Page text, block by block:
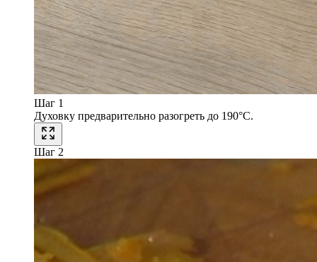
Шаг 1
Духовку предварительно разогреть до 190°С.
Шаг 2